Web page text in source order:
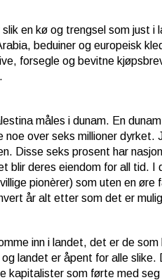
en kø og trengsel som just
beduiner og europeisk
forsegle og bevitne
måles i dunam. En
noe over seks millioner
Disse seks prosent har
blir deres eiendom for all tid. I
pionèrer) som uten en
år alt etter som det er
inn i landet, det er de
landet er åpent for alle
kapitalister som førte med